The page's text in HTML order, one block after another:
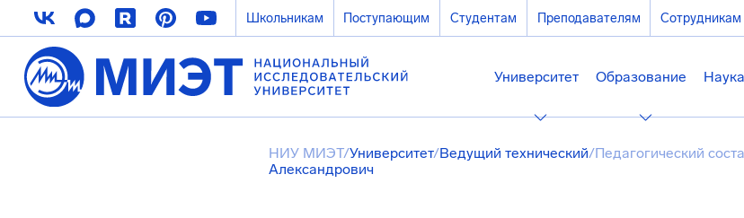
Школьникам Поступающим Студентам Преподавателям Сотрудникам
Университет Образование
НИУ МИЭТ/Университет/Ведущий технический/Педагогический
Александрович